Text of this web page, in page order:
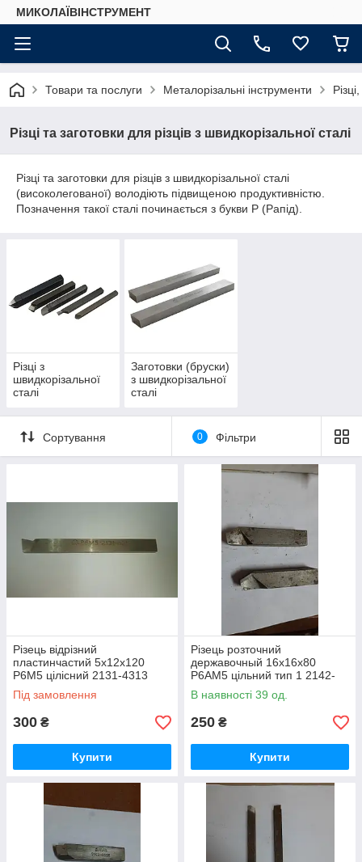
МИКОЛАЇВІНСТРУМЕНТ
Товари та послуги Металорізальні інструменти
Різці та заготовки для різців з швидкорізальної сталі
Різці та заготовки для різців з швидкорізальної сталі
(високолегованої) володіють підвищеною продуктивністю.
Позначення такої сталі починається з букви Р (Рапід).
Різці з
швидкорізальної
сталі
Заготовки (бруски)
з швидкорізальної
сталі
Сортування 0 Фільтри
Різець відрізний
пластинчастий 5х12х120
Р6М5 цілісний 2131-4313
(СРСР)
Під замовлення
300 ₴
Купити
Різець розточний
державочный 16х16х80
Р6АМ5 цільний тип 1 2142-
0668 ГОСТ 10044-73 (Орша)
В наявності 39 од.
250 ₴
Купити